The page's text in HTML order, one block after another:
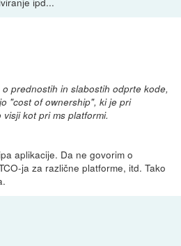
prednostih in slabostih odprte kode,
"cost of ownership", ki je pri
kot pri ms platformi.
aplikacije. Da ne govorim o
ja za različne platforme, itd. Tako